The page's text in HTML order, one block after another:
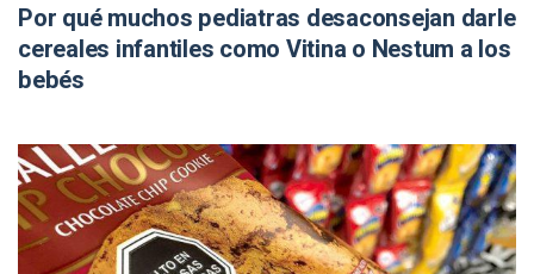
Por qué muchos pediatras desaconsejan darle
cereales infantiles como Vitina o Nestum a los
bebés